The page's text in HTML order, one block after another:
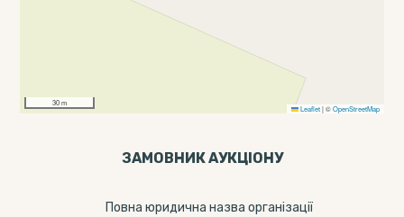
30 m
Leaflet |©OpenStreetMap
ЗАМОВНИК АУКЦІОНУ
Повна юридична назва організації